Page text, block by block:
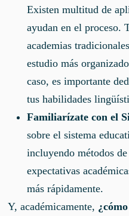
Existen multitud de
ayudan en el proceso.
academias
estudio más
caso, es importante
tus habilidades
Familiarízate con el
sobre el sistema
incluyendo métodos
expectativas
más rápidamente.
Y, académicamente,